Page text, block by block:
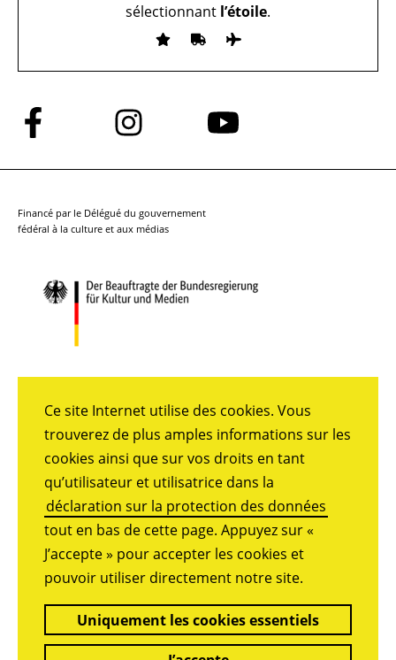
Ce site Internet utilise des cookies. Vous
trouverez de plus amples informations sur les
cookies ainsi que sur vos droits en tant
qu’utilisateur et utilisatrice dans la
déclaration sur la protection des données
tout en bas de cette page. Appuyez sur «
J’accepte » pour accepter les cookies et
pouvoir utiliser directement notre site.
Uniquement les cookies essentiels
sélectionnant l’étoile.
Suivez-
nous
sur
Suivez-
nous
sur
Suivez-
sur
Financé par le Délégué du gouvernement
fédéral à la culture et aux médias